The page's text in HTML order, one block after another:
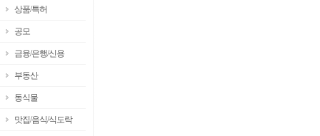
상품/특허
공모
금융/은행/신용
부동산
동식물
맛집/음식/식도락